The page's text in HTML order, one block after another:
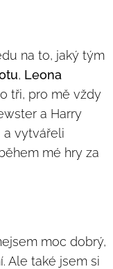
na to, jaký tým
, Leona
tři, pro mě vždy
a Harry
a vytvářeli
mé hry za
moc dobrý,
Ale také jsem si